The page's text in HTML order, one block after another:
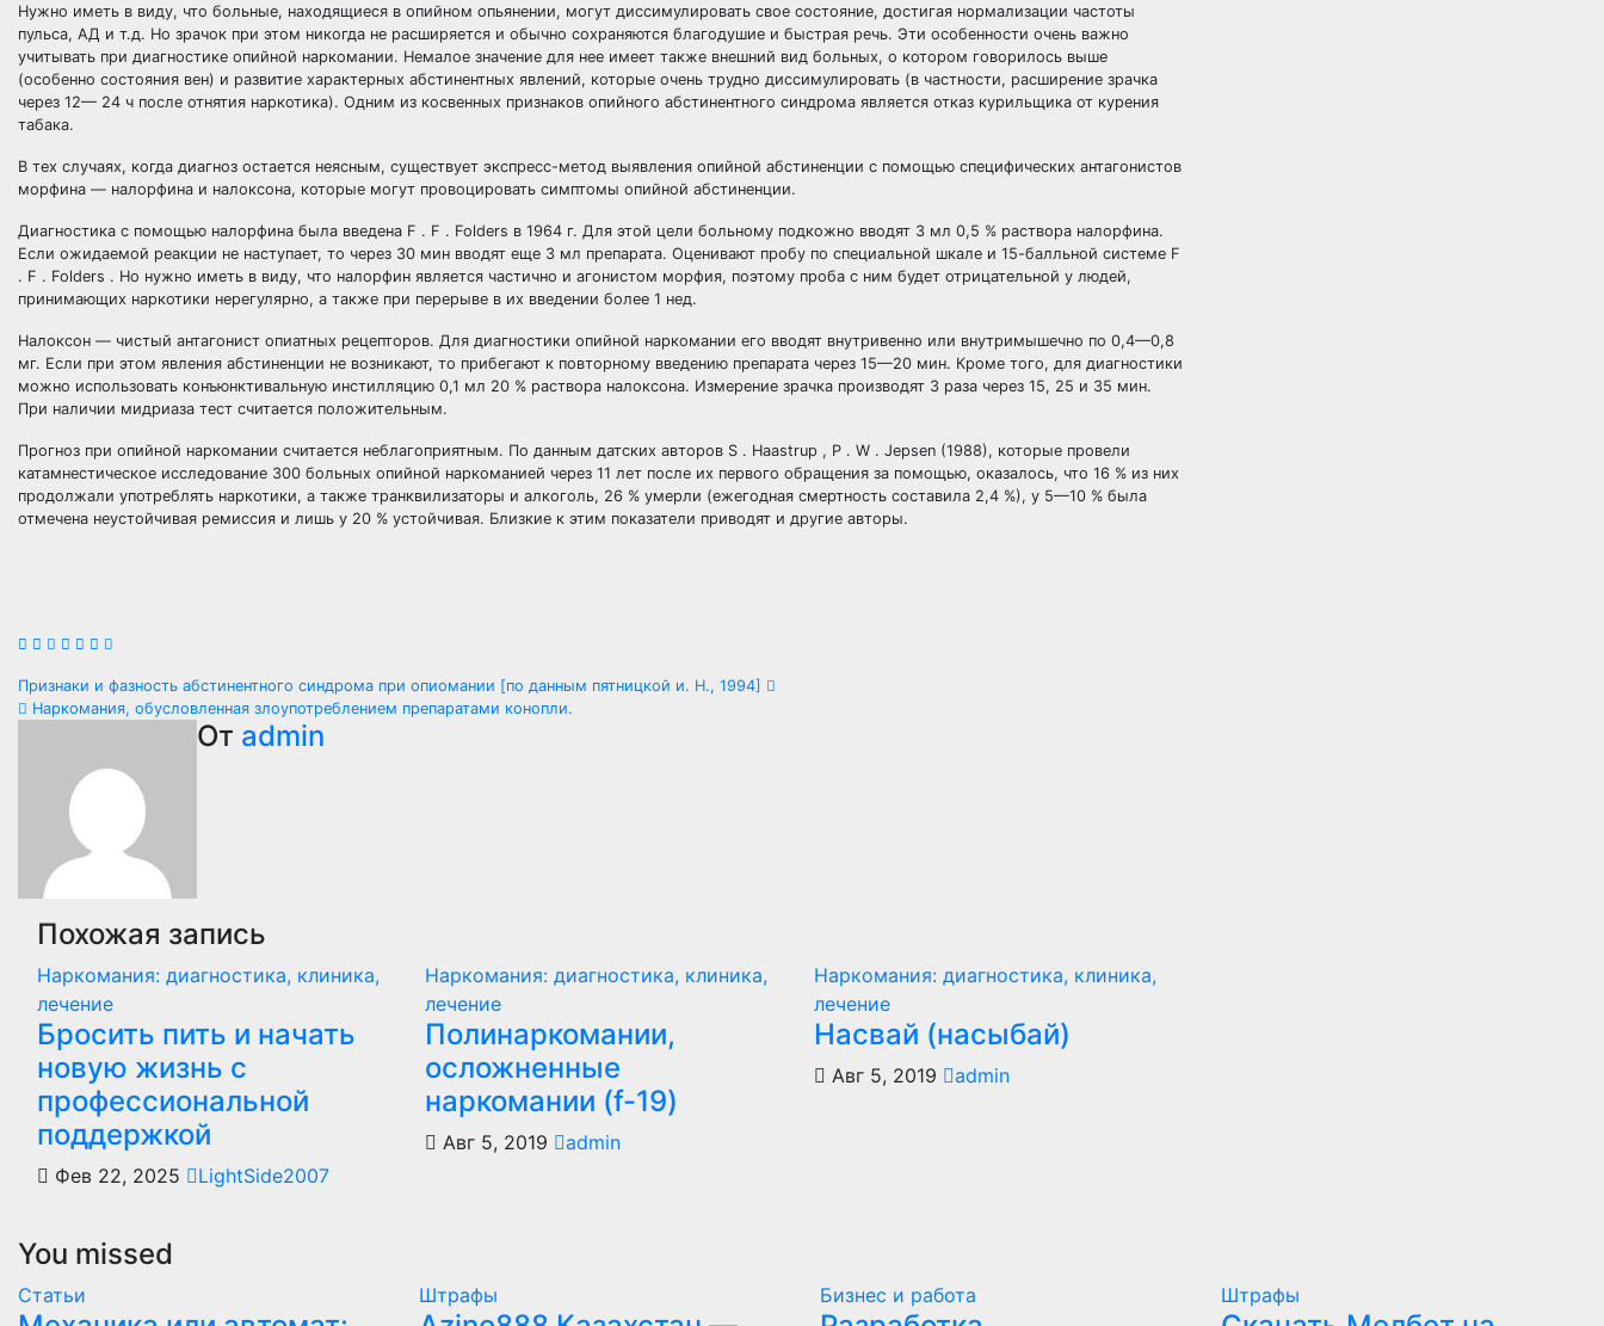
Нужно иметь в виду, что больные, находящиеся в опийном опьянении, могут диссимулировать свое состояние, достигая нормализации частоты
пульса, АД и т.д. Но зрачок при этом никогда не расширяется и обычно сохраняются благодушие и быстрая речь. Эти особенности очень важно
учитывать при диагностике опийной наркомании. Немалое значение для нее имеет также внешний вид больных, о котором говорилось выше
(особенно состояния вен) и развитие характерных абстинентных явлений, которые очень трудно диссимулировать (в частности, расширение зрачка
через 12— 24 ч после отнятия наркотика). Одним из косвенных признаков опийного абстинентного синдрома является отказ курильщика от курения
табака.
В тех случаях, когда диагноз остается неясным, существует экспресс-метод выявления опийной абстиненции с помощью специфических антагонистов
морфина — налорфина и налоксона, которые могут провоцировать симптомы опийной абстиненции.
Диагностика с помощью налорфина была введена F . F . Folders в 1964 г. Для этой цели больному подкожно вводят 3 мл 0,5 % раствора налорфина.
Если ожидаемой реакции не наступает, то через 30 мин вводят еще 3 мл препарата. Оценивают пробу по специальной шкале и 15-балльной системе F
. F . Folders . Но нужно иметь в виду, что налорфин является частично и агонистом морфия, поэтому проба с ним будет отрицательной у людей,
принимающих наркотики нерегулярно, а также при перерыве в их введении более 1 нед.
Налоксон — чистый антагонист опиатных рецепторов. Для диагностики опийной наркомании его вводят внутривенно или внутримышечно по 0,4—0,8
мг. Если при этом явления абстиненции не возникают, то прибегают к повторному введению препарата через 15—20 мин. Кроме того, для диагностики
можно использовать конъюнктивальную инстилляцию 0,1 мл 20 % раствора налоксона. Измерение зрачка производят 3 раза через 15, 25 и 35 мин.
При наличии мидриаза тест считается положительным.
Прогноз при опийной наркомании считается неблагоприятным. По данным датских авторов S . Haastrup , P . W . Jepsen (1988), которые провели
катамнестическое исследование 300 больных опийной наркоманией через 11 лет после их первого обращения за помощью, оказалось, что 16 % из них
продолжали употреблять наркотики, а также транквилизаторы и алкоголь, 26 % умерли (ежегодная смертность составила 2,4 %), у 5—10 % была
отмечена неустойчивая ремиссия и лишь у 20 % устойчивая. Близкие к этим показатели приводят и другие авторы.
Навигация
записям
Признаки и фазность абстинентного синдрома при опиомании [по данным пятницкой и. Н., 1994]
Наркомания, обусловленная злоупотреблением препаратами конопли.
От admin
Похожая запись
Наркомания: диагностика, клиника,
лечение
Бросить пить и начать
новую жизнь с
профессиональной
поддержкой
Фев 22, 2025 LightSide2007
Наркомания: диагностика, клиника,
лечение
Полинаркомании,
осложненные
наркомании (f-19)
Авг 5, 2019 admin
Наркомания: диагностика, клиника,
лечение
Насвай (насыбай)
Авг 5, 2019 admin
You missed
Статьи Штрафы Бизнес и работа Штрафы